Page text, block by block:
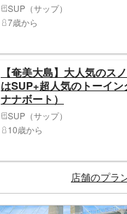
SUP（サップ）
7歳から
【奄美大島】大人気のス
はSUP+超人気のトーイ
ナナボート）
SUP（サップ）
10歳から
店舗のプラ